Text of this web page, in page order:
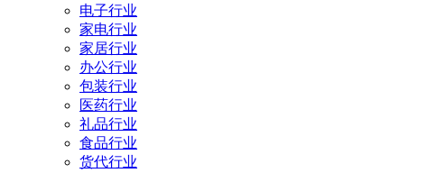
电子行业
家电行业
家居行业
办公行业
包装行业
医药行业
礼品行业
食品行业
货代行业